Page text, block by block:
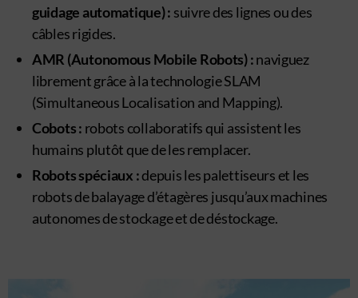
guidage automatique) : suivre des lignes ou des
câbles rigides.
AMR (Autonomous Mobile Robots) :naviguez
librement grâce à la technologie SLAM
(Simultaneous Localisation and Mapping).
Cobots : robots collaboratifs qui assistent les
humains plutôt que de les remplacer.
Robots spéciaux :depuis les palettiseurs et les
robots de balayage d’étagères jusqu’aux machines
autonomes de stockage et de déstockage.